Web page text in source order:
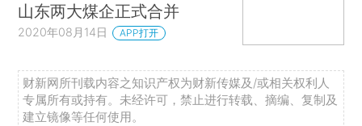
山东两大煤企正式合并
2020年08月14日 APP打开
财新网所刊载内容之知识产权为财新传媒及/或相关权利人
专属所有或持有。未经许可，禁止进行转载、摘编、复制及
建立镜像等任何使用。